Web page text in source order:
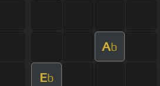
Ab
Eb